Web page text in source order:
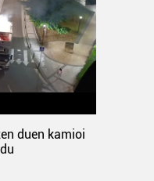
duen kamioi